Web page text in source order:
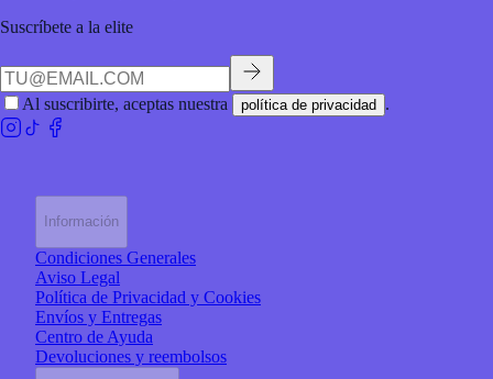
Suscríbete a la elite
Al suscribirte, aceptas nuestra política de privacidad .
Información
Condiciones Generales
Aviso Legal
Política de Privacidad y Cookies
Envíos y Entregas
Centro de Ayuda
Devoluciones y reembolsos